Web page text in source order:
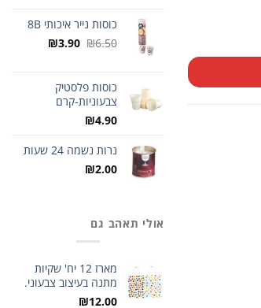
כוסות נייר איכותי 8B
₪6.50
המחיר
₪6.50.
₪3.90
כוסות פלסטיק
צבעוניות-קרם
₪4.90
נרות נשמה 24 שעות
₪2.00
אולי תאהב גם
מארז 12 יח' שקיות
מתנה בעיצוב צבעוני.
₪12.00